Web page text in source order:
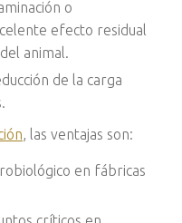
o
efecto residual
animal.
de la carga
, las ventajas son:
en fábricas